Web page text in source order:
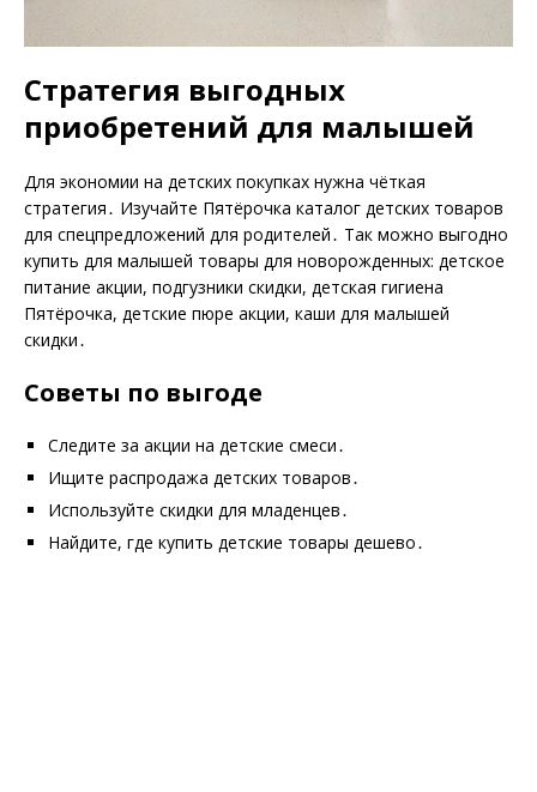
Стратегия выгодных
приобретений для малышей
Для экономии на детских покупках нужна чёткая
стратегия․ Изучайте Пятёрочка каталог детских товаров
для спецпредложений для родителей․ Так можно выгодно
купить для малышей товары для новорожденных: детское
питание акции, подгузники скидки, детская гигиена
Пятёрочка, детские пюре акции, каши для малышей
скидки․
Советы по выгоде
Следите за акции на детские смеси․
Ищите распродажа детских товаров․
Используйте скидки для младенцев․
Найдите, где купить детские товары дешево․